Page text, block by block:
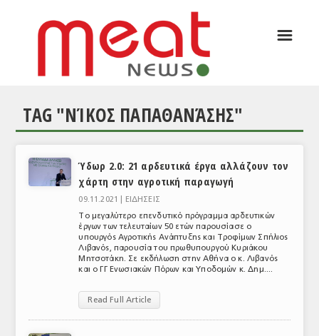
ΕΙΔΗΣΕΙΣ
ΘΕΜΑΤΑ
☰
TAG "ΝΊΚΟΣ ΠΑΠΑΘΑΝΆΣΗΣ"
Ύδωρ 2.0: 21 αρδευτικά έργα αλλάζουν τον
χάρτη στην αγροτική παραγωγή
09.11.2021 |
ΕΙΔΗΣΕΙΣ
Το μεγαλύτερο επενδυτικό πρόγραμμα αρδευτικών
έργων των τελευταίων 50 ετών παρουσίασε ο
υπουργός Αγροτικής Ανάπτυξης και Τροφίμων Σπήλιος
Λιβανός, παρουσία του πρωθυπουργού Κυριάκου
Μητσοτάκη. Σε εκδήλωση στην Αθήνα ο κ. Λιβανός
και ο ΓΓ Ενωσιακών Πόρων και Υποδομών κ. Δημ....
Read Full Article